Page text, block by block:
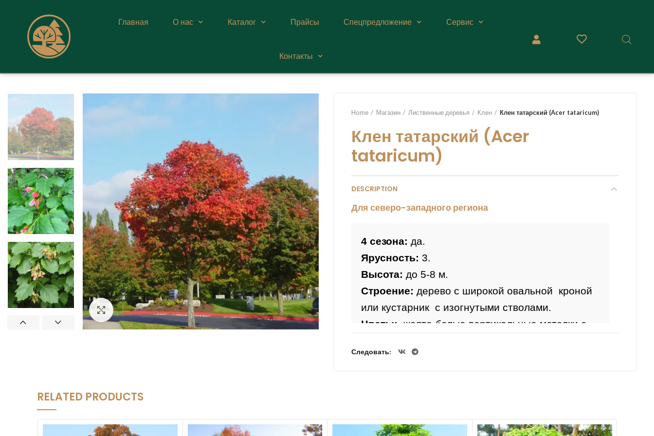
Главная О нас Каталог Прайсы Спецпредложение Сервис
Контакты
Увеличить
Home Магазин Лиственные деревья Клен Клен татарский (Acer tataricum)
Клен татарский (Acer
tataricum)
DESCRIPTION
Для северо-западного региона
4 сезона: да.
Ярусность: 3.
Высота: до 5-8 м.
Строение: дерево с широкой овальной  кроной
или кустарник  с изогнутыми стволами.
Цветы: желто-белые вертикальные метелки с
Период цветения:
Морозостойкость: высокая.
Следовать
RELATED PRODUCTS